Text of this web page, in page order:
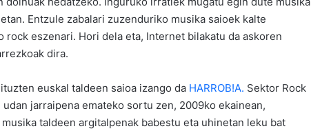
Entzule zabalari zuzenduriko musika saioek kalte
eszenari. Hori dela eta, Internet bilakatu da askoren
dira.
euskal taldeen saioa izango da HARROB!A. Sektor Rock
jarraipena emateko sortu zen, 2009ko ekainean,
taldeen argitalpenak babestu eta uhinetan leku bat